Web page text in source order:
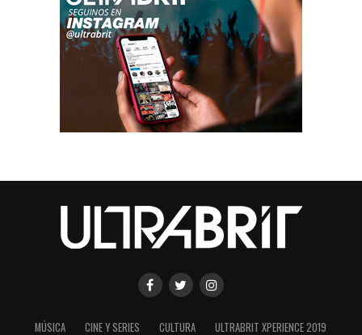
MÚSICA CINE Y SERIES CULTURA ULTRABRIT XPERIENCE 2019